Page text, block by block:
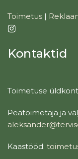
Toimetus |
Kontaktid
Toimetuse
Peatoimetaja ja
Kaastööd: